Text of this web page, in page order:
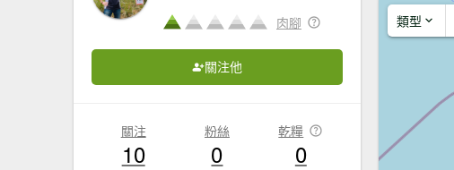
肉腳
關注他
關注
10
粉絲
0
乾糧
0
類型